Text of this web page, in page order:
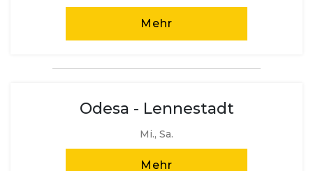
Mehr
Odesa - Lennestadt
Mi., Sa.
Mehr